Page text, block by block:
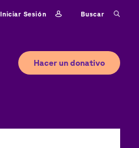
Iniciar sesión Buscar
Hacer un donativo